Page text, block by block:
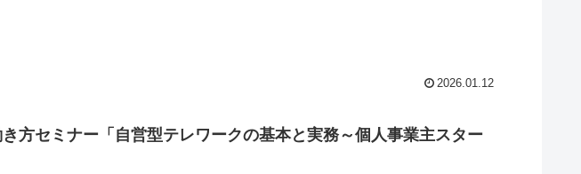
2026.01.12
き方セミナー「自営型テレワークの基本と実務～個人事業主スター